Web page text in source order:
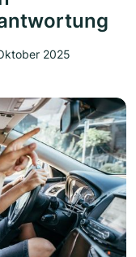
2025